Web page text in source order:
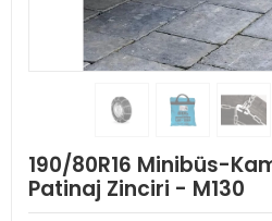
190/80R16 Minibüs-
Patinaj Zinciri - M130